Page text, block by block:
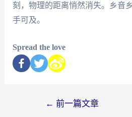
刻，物理的距离悄然消失。乡音
手可及。
Spread the love
← 前一篇文章